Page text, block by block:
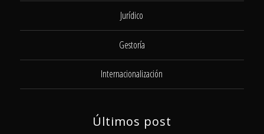
Jurídico
Gestoría
Internacionalización
Últimos post